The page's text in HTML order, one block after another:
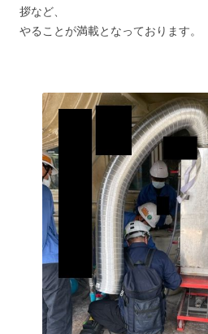
拶など、
やることが満載となっております。